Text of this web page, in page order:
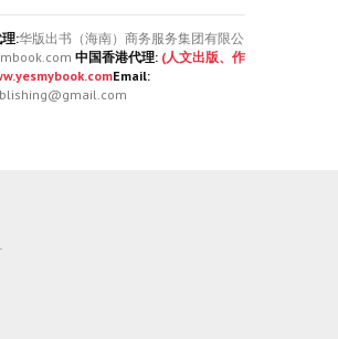
:华版出书（海南）商务服务集团有限公
中国香港代理: (人文出版、作
Email: